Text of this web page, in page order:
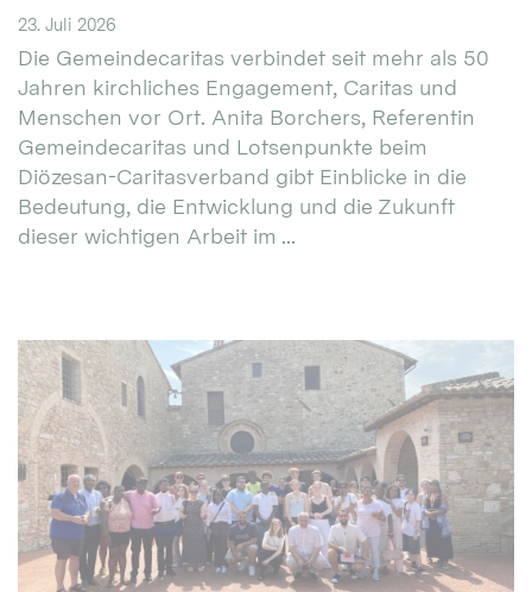
23. Juli 2026
Die Gemeindecaritas verbindet seit mehr als 50
Jahren kirchliches Engagement, Caritas und
Menschen vor Ort. Anita Borchers, Referentin
Gemeindecaritas und Lotsenpunkte beim
Diözesan-Caritasverband gibt Einblicke in die
Bedeutung, die Entwicklung und die Zukunft
dieser wichtigen Arbeit im ...